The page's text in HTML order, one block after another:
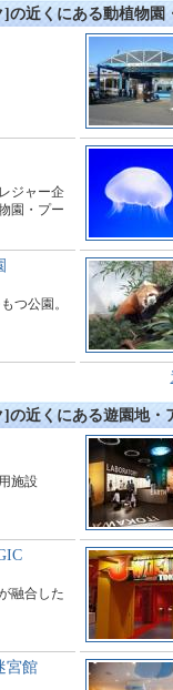
の近くにある動植物園
ジャー企
園・プー
つ公園。
の近くにある遊園地・
施設
融合した
宮館